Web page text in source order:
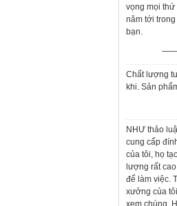
vọng mọi thứ
năm tới
bạn.
——
Chất lượng
khi. Sản
NHƯ thảo
cung cấp
của tôi, họ
lượng rất
để làm việc.
xưởng của
xem chúng.